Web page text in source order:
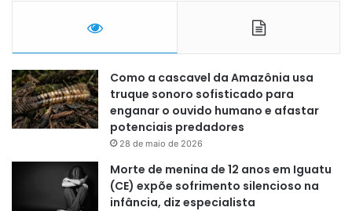
Como a cascavel da Amazônia usa
truque sonoro sofisticado para
enganar o ouvido humano e afastar
potenciais predadores
28 de maio de 2026
Morte de menina de 12 anos em Iguatu
(CE) expõe sofrimento silencioso na
infância, diz especialista